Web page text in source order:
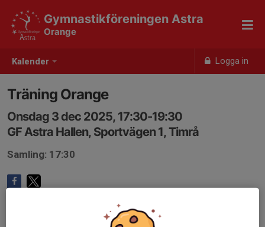
Kalender Logga in
Gymnastikföreningen Astra
Orange
Träning Orange
Onsdag 3 dec 2025, 17:30-19:30
GF Astra Hallen, Sportvägen 1, Timrå
Samling: 17:30